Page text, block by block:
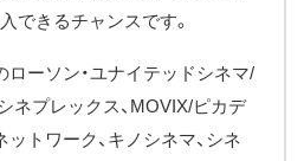
できるチャンスです。
ローソン・ユナイテッドシネマ/
ネプレックス、MOVIX/ピカデ
ットワーク、キノシネマ、シネ